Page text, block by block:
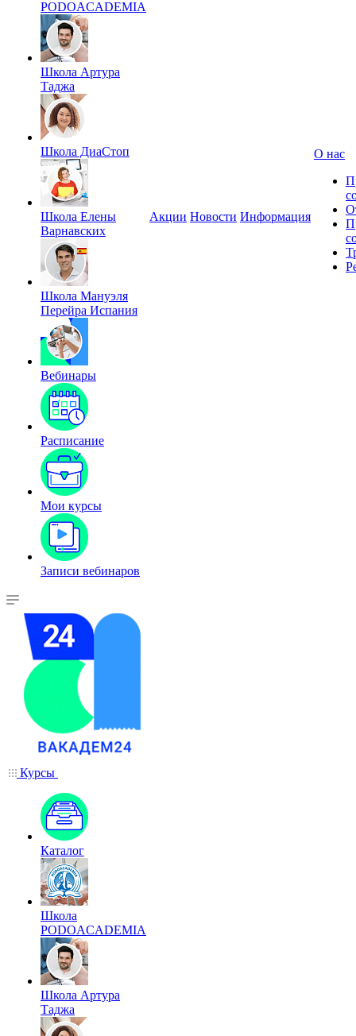
PODOACADEMIA
Школа Артура
Таджа
Школа ДиаСтоп
Школа Елены
Варнавских
Школа Мануэля
Перейра Испания
Вебинары
Расписание
Мои курсы
Записи вебинаров
Акции Новости Информация
О нас
Курсы
Каталог
Школа
PODOACADEMIA
Школа Артура
Таджа